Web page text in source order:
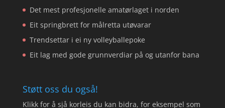
Det mest profesjonelle amatørlaget i norden
Eit springbrett for målretta utøvarar
Trendsettar i ei ny volleyballepoke
Eit lag med gode grunnverdiar på og utanfor bana
Støtt oss du også!
Klikk for å sjå korleis du kan bidra, for eksempel som